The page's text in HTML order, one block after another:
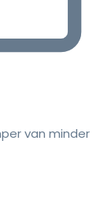
van minder